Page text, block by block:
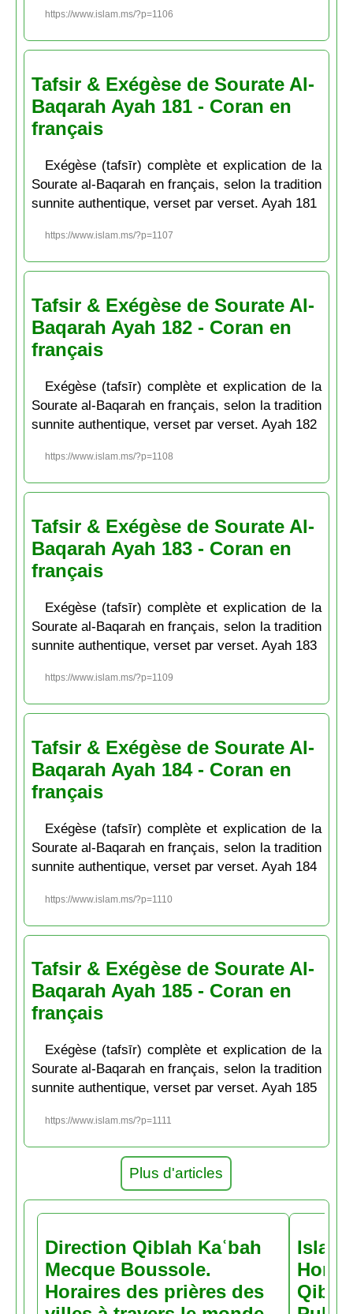
https://www.islam.ms/?p=1106
Tafsir & Exégèse de Sourate Al-
Baqarah Ayah 181 - Coran en
français
Exégèse (tafsīr) complète et explication de la
Sourate al-Baqarah en français, selon la tradition
sunnite authentique, verset par verset. Ayah 181
https://www.islam.ms/?p=1107
Tafsir & Exégèse de Sourate Al-
Baqarah Ayah 182 - Coran en
français
Exégèse (tafsīr) complète et explication de la
Sourate al-Baqarah en français, selon la tradition
sunnite authentique, verset par verset. Ayah 182
https://www.islam.ms/?p=1108
Tafsir & Exégèse de Sourate Al-
Baqarah Ayah 183 - Coran en
français
Exégèse (tafsīr) complète et explication de la
Sourate al-Baqarah en français, selon la tradition
sunnite authentique, verset par verset. Ayah 183
https://www.islam.ms/?p=1109
Tafsir & Exégèse de Sourate Al-
Baqarah Ayah 184 - Coran en
français
Exégèse (tafsīr) complète et explication de la
Sourate al-Baqarah en français, selon la tradition
sunnite authentique, verset par verset. Ayah 184
https://www.islam.ms/?p=1110
Tafsir & Exégèse de Sourate Al-
Baqarah Ayah 185 - Coran en
français
Exégèse (tafsīr) complète et explication de la
Sourate al-Baqarah en français, selon la tradition
sunnite authentique, verset par verset. Ayah 185
https://www.islam.ms/?p=1111
Plus d'articles
Direction Qiblah Kaʿbah
Mecque Boussole.
Horaires des prières des